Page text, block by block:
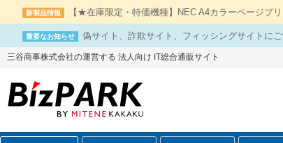
新製品情報 【★在庫限定・特価機種】NEC A4カラーページプ
重要なお知らせ 偽サイト、詐欺サイト、フィッシングサイトに
三谷商事株式会社の運営する 法人向け IT総合通販サイト